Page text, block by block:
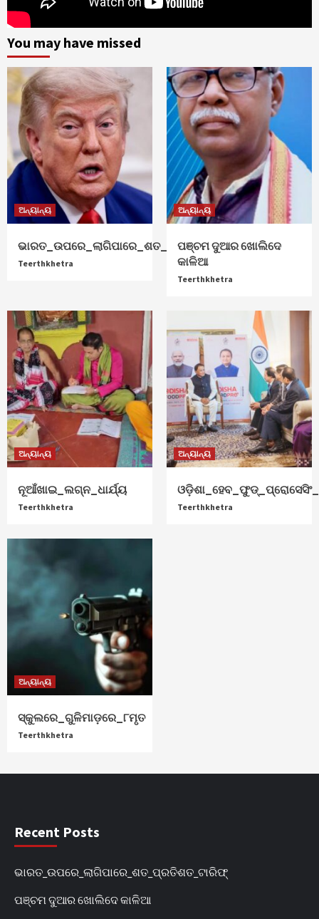
You may have missed
ଅନ୍ୟାନ୍ୟ
ଭାରତ_ଉପରେ_ଲାଗିପାରେ_ଶତ_ପ୍ରତିଶତ_ଟାରିଫ୍
Teerthkhetra
ଅନ୍ୟାନ୍ୟ
ପଞ୍ଚମ ଦୁଆର ଖୋଲିଦେ
କାଳିଆ
Teerthkhetra
ଅନ୍ୟାନ୍ୟ
ନୂଆଁଖାଇ_ଲଗ୍ନ_ଧାର୍ଯ୍ୟ
Teerthkhetra
ଅନ୍ୟାନ୍ୟ
Teerthkhetra
ଅନ୍ୟାନ୍ୟ
ସ୍କୁଲରେ_ଗୁଳିମାଡ଼ରେ_୮ମୃତ
Teerthkhetra
Recent Posts
ଭାରତ_ଉପରେ_ଲାଗିପାରେ_ଶତ_ପ୍ରତିଶତ_ଟାରିଫ୍
ପଞ୍ଚମ ଦୁଆର ଖୋଲିଦେ କାଳିଆ